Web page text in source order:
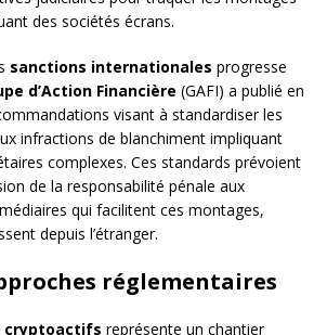
des sociétés écrans.
sanctions internationales progresse
d’Action Financière (GAFI) a publié en
visant à standardiser les
infractions de blanchiment impliquant
complexes. Ces standards prévoient
de la responsabilité pénale aux
qui facilitent ces montages,
depuis l’étranger.
réglementaires
cryptoactifs représente un chantier